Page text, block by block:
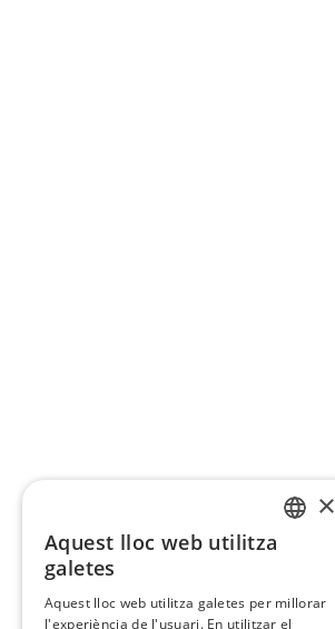
×
Aquest lloc web utilitza
galetes
Aquest lloc web utilitza galetes per millorar
l'experiència de l'usuari. En utilitzar el